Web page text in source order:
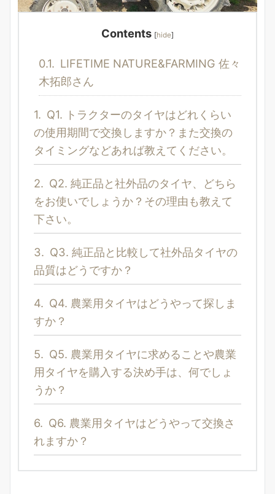
Contents [hide]
0.1. LIFETIME NATURE&FARMING 佐々
木拓郎さん
1. Q1. トラクターのタイヤはどれくらい
の使用期間で交換しますか？また交換の
タイミングなどあれば教えてください。
2. Q2. 純正品と社外品のタイヤ、どちら
をお使いでしょうか？その理由も教えて
下さい。
3. Q3. 純正品と比較して社外品タイヤの
品質はどうですか？
4. Q4. 農業用タイヤはどうやって探しま
すか？
5. Q5. 農業用タイヤに求めることや農業
用タイヤを購入する決め手は、何でしょ
うか？
6. Q6. 農業用タイヤはどうやって交換さ
れますか？